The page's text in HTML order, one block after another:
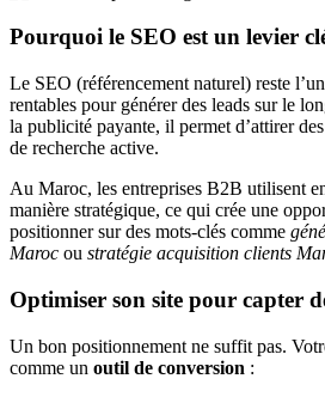
Pourquoi le SEO est un levier
Le SEO (référencement naturel) reste
rentables pour générer des leads sur le
la publicité payante, il permet d’attirer
de recherche active.
Au Maroc, les entreprises B2B utilisent
manière stratégique, ce qui crée une
positionner sur des mots-clés comme
Maroc ou stratégie acquisition clients
Optimiser son site pour capter
Un bon positionnement ne suffit pas.
comme un outil de conversion :